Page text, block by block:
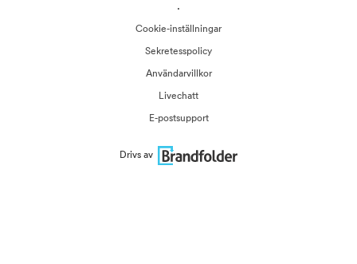
·
Cookie-inställningar
Sekretesspolicy
Användarvillkor
Livechatt
E-postsupport
Drivs av